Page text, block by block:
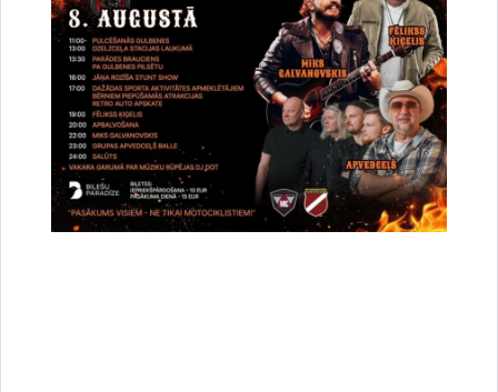
Civilā aizsardzība
Skatīt vairāk